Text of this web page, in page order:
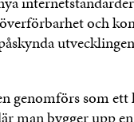
och
genomförs som ett
man bygger upp